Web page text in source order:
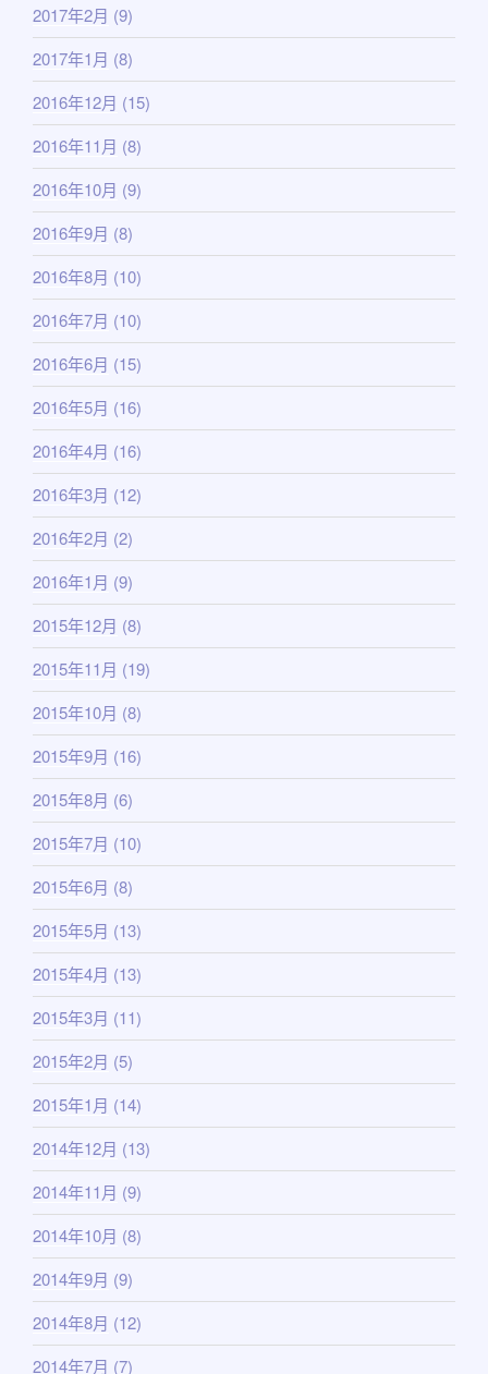
2017年2月 (9)
2017年1月 (8)
2016年12月 (15)
2016年11月 (8)
2016年10月 (9)
2016年9月 (8)
2016年8月 (10)
2016年7月 (10)
2016年6月 (15)
2016年5月 (16)
2016年4月 (16)
2016年3月 (12)
2016年2月 (2)
2016年1月 (9)
2015年12月 (8)
2015年11月 (19)
2015年10月 (8)
2015年9月 (16)
2015年8月 (6)
2015年7月 (10)
2015年6月 (8)
2015年5月 (13)
2015年4月 (13)
2015年3月 (11)
2015年2月 (5)
2015年1月 (14)
2014年12月 (13)
2014年11月 (9)
2014年10月 (8)
2014年9月 (9)
2014年8月 (12)
2014年7月 (7)